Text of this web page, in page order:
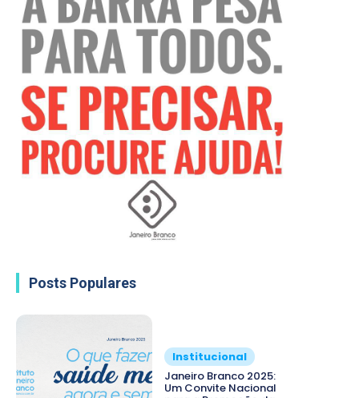
Posts Populares
Institucional
Janeiro Branco 2025:
Um Convite Nacional